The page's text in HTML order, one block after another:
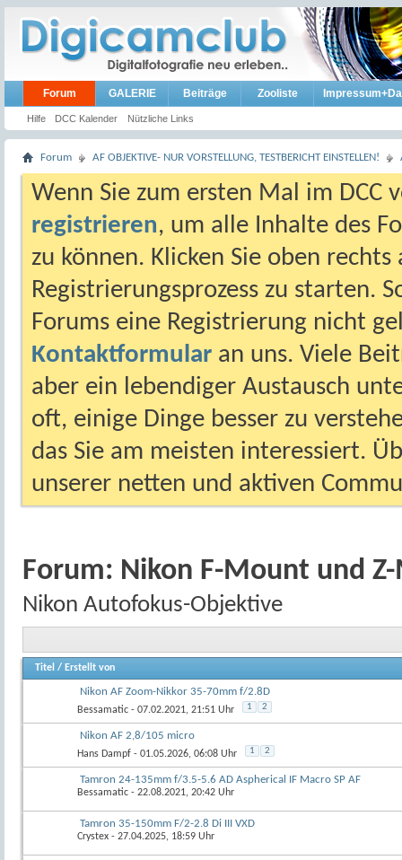
Forum
Hilfe DCC Kalender Nützliche Links
GALERIE Beiträge Zooliste
Forum AF OBJEKTIVE- NUR VORSTELLUNG, TESTBERICHT EINSTELLEN!
Wenn Sie zum ersten Mal im DCC
registrieren, um alle Inhalte des
zu können. Klicken Sie oben
Registrierungsprozess zu starten.
Forums eine Registrierung nicht
Kontaktformular an uns. Viele
aber ein lebendiger Austausch
oft, einige Dinge besser zu
das Sie am meisten interessiert.
unserer netten und aktiven
Forum: Nikon F-Mount und
Nikon Autofokus-Objektive
Titel / Erstellt von
Nikon AF Zoom-Nikkor 35-70mm f/2.8D
Bessamatic - 07.02.2021, 21:51 Uhr 1 2
Nikon AF 2,8/105 micro
Hans Dampf - 01.05.2026, 06:08 Uhr 1 2
Tamron 24-135mm f/3.5-5.6 AD Aspherical IF Macro SP AF
Bessamatic - 22.08.2021, 20:42 Uhr
Tamron 35-150mm F/2-2.8 Di III VXD
Crystex - 27.04.2025, 18:59 Uhr